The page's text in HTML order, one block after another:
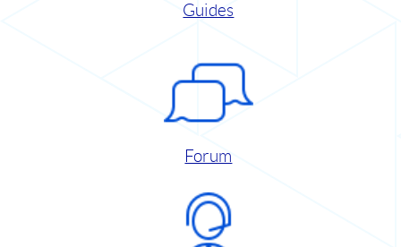
Guides
Forum